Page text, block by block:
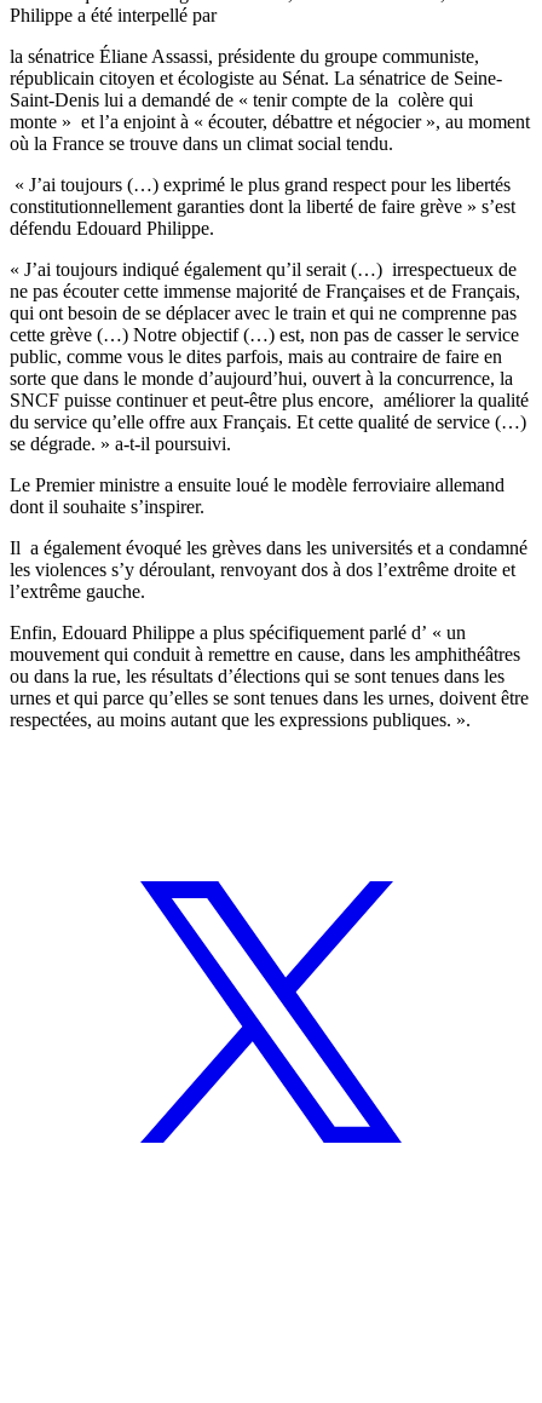
Philippe a été interpellé par
la sénatrice Éliane Assassi, présidente du groupe communiste,
républicain citoyen et écologiste au Sénat. La sénatrice de Seine-
Saint-Denis lui a demandé de « tenir compte de la colère qui
monte » et l’a enjoint à « écouter, débattre et négocier », au moment
où la France se trouve dans un climat social tendu.
« J’ai toujours (…) exprimé le plus grand respect pour les libertés
constitutionnellement garanties dont la liberté de faire grève » s’est
défendu Edouard Philippe.
« J’ai toujours indiqué également qu’il serait (…) irrespectueux de
ne pas écouter cette immense majorité de Françaises et de Français,
qui ont besoin de se déplacer avec le train et qui ne comprenne pas
cette grève (…) Notre objectif (…) est, non pas de casser le service
public, comme vous le dites parfois, mais au contraire de faire en
sorte que dans le monde d’aujourd’hui, ouvert à la concurrence, la
SNCF puisse continuer et peut-être plus encore, améliorer la qualité
du service qu’elle offre aux Français. Et cette qualité de service (…)
se dégrade. » a-t-il poursuivi.
Le Premier ministre a ensuite loué le modèle ferroviaire allemand
dont il souhaite s’inspirer.
Il a également évoqué les grèves dans les universités et a condamné
les violences s’y déroulant, renvoyant dos à dos l’extrême droite et
l’extrême gauche.
Enfin, Edouard Philippe a plus spécifiquement parlé d’ « un
mouvement qui conduit à remettre en cause, dans les amphithéâtres
ou dans la rue, les résultats d’élections qui se sont tenues dans les
urnes et qui parce qu’elles se sont tenues dans les urnes, doivent être
respectées, au moins autant que les expressions publiques. ».